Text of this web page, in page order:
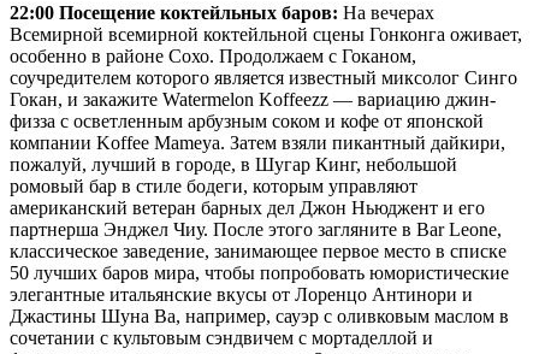
22:00 Посещение коктейльных баров: На вечерах
Всемирной всемирной коктейльной сцены Гонконга оживает,
особенно в районе Сохо. Продолжаем с Гоканом,
соучредителем которого является известный миксолог Синго
Гокан, и закажите Watermelon Koffeezz — вариацию джин-
физза с осветленным арбузным соком и кофе от японской
компании Koffee Mameya. Затем взяли пикантный дайкири,
пожалуй, лучший в городе, в Шугар Кинг, небольшой
ромовый бар в стиле бодеги, которым управляют
американский ветеран барных дел Джон Ньюджент и его
партнерша Энджел Чиу. После этого загляните в Bar Leone,
классическое заведение, занимающее первое место в списке
50 лучших баров мира, чтобы попробовать юмористические
элегантные итальянские вкусы от Лоренцо Антинори и
Джастины Шуна Ва, например, сауэр с оливковым маслом в
сочетании с культовым сэндвичем с мортаделлой и